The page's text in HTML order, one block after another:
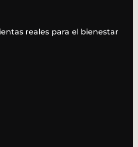
reales para el bienestar